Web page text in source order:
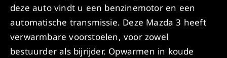
deze auto vindt u een benzinemotor en een
automatische transmissie. Deze Mazda 3 heeft
verwarmbare voorstoelen, voor zowel
bestuurder als bijrijder. Opwarmen in koude